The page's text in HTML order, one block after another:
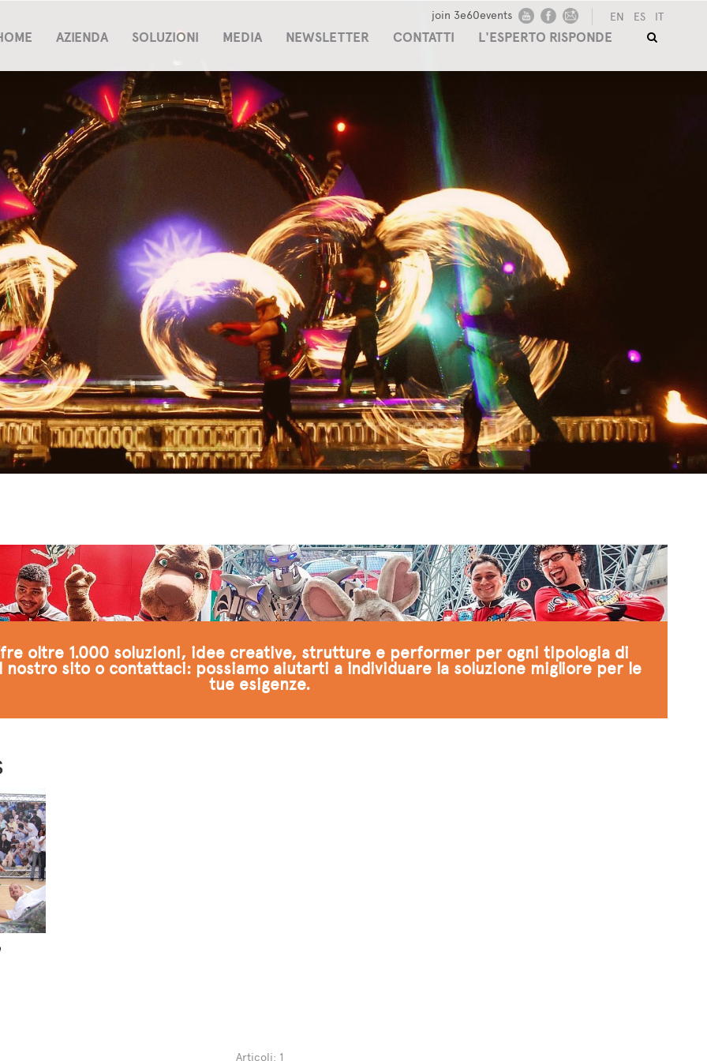
EN ES IT
join 3e60events
AZIENDA SOLUZIONI MEDIA NEWSLETTER CONTATTI L'ESPERTO RISPONDE
oltre 1.000 soluzioni, idee creative, strutture e performer per ogni tipologia di
nostro sito o contattaci: possiamo aiutarti a individuare la soluzione migliore per le
tue esigenze.
Articoli: 1